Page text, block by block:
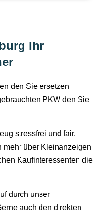
Ihr
den Sie ersetzen
PKW den Sie
stressfrei und fair.
mehr über Kleinanzeigen
Kaufinteressenten die
durch unser
auch den direkten